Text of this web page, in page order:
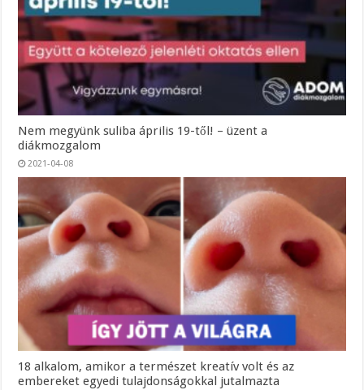
Nem megyünk suliba április 19-től! – üzent a
diákmozgalom
2021-04-08
18 alkalom, amikor a természet kreatív volt és az
embereket egyedi tulajdonságokkal jutalmazta